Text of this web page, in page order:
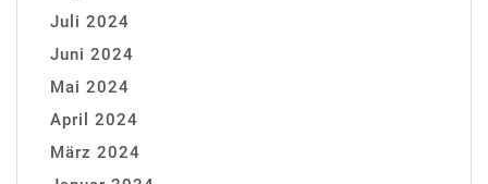
Juli 2024
Juni 2024
Mai 2024
April 2024
März 2024